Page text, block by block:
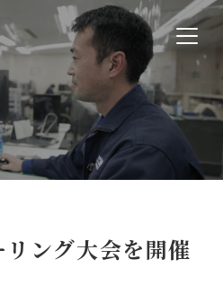
リング大会を開催